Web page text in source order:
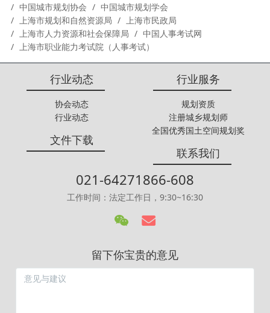
中国城市规划协会
中国城市规划学会
上海市规划和自然资源局
上海市民政局
上海市人力资源和社会保障局
中国人事考试网
上海市职业能力考试院（人事考试）
行业动态
协会动态
行业动态
行业服务
规划资质
注册城乡规划师
全国优秀国土空间规划奖
文件下载
联系我们
021-64271866-608
工作时间：法定工作日，9:30~16:30
留下你宝贵的意见